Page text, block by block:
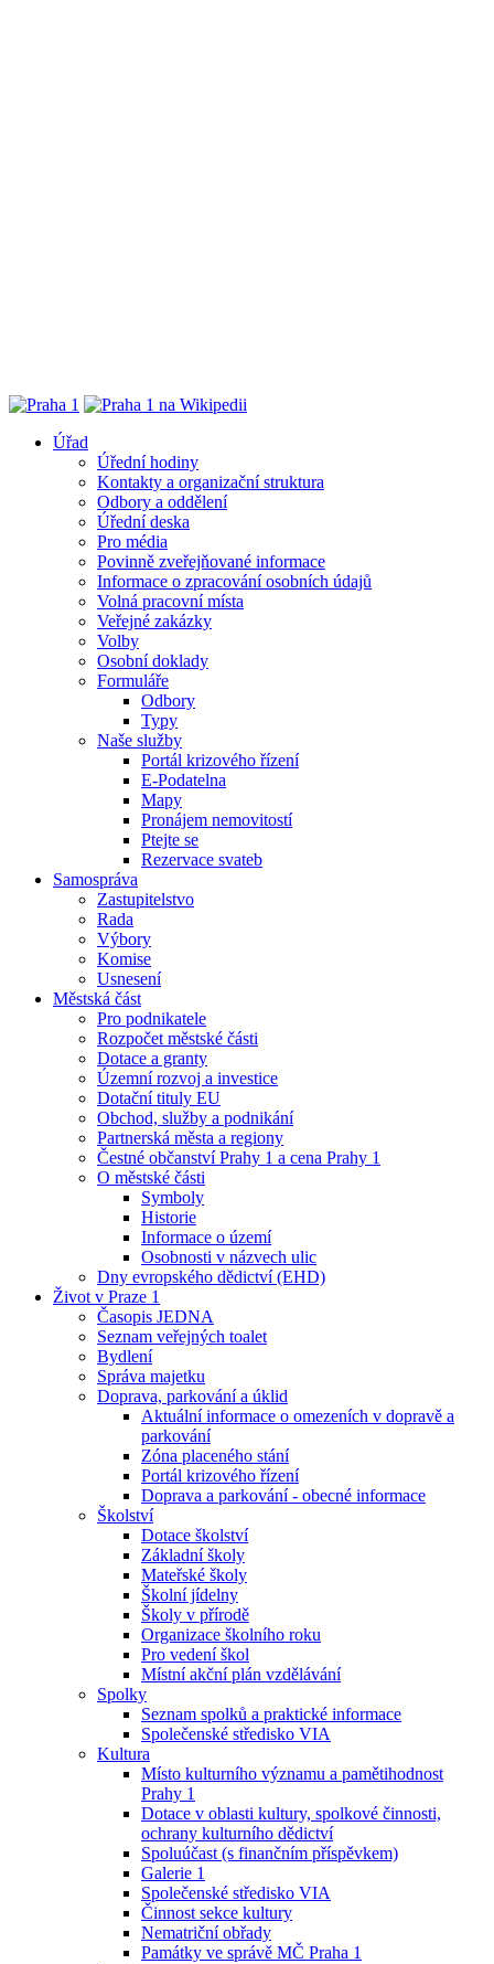
Úřad
Úřední hodiny
Kontakty a organizační struktura
Odbory a oddělení
Úřední deska
Pro média
Povinně zveřejňované informace
Informace o zpracování osobních údajů
Volná pracovní místa
Veřejné zakázky
Volby
Osobní doklady
Formuláře
Odbory
Typy
Naše služby
Portál krizového řízení
E-Podatelna
Mapy
Pronájem nemovitostí
Ptejte se
Rezervace svateb
Samospráva
Zastupitelstvo
Rada
Výbory
Komise
Usnesení
Městská část
Pro podnikatele
Rozpočet městské části
Dotace a granty
Územní rozvoj a investice
Dotační tituly EU
Obchod, služby a podnikání
Partnerská města a regiony
Čestné občanství Prahy 1 a cena Prahy 1
O městské části
Symboly
Historie
Informace o území
Osobnosti v názvech ulic
Dny evropského dědictví (EHD)
Život v Praze 1
Časopis JEDNA
Seznam veřejných toalet
Bydlení
Správa majetku
Doprava, parkování a úklid
Aktuální informace o omezeních v dopravě a
parkování
Zóna placeného stání
Portál krizového řízení
Doprava a parkování - obecné informace
Školství
Dotace školství
Základní školy
Mateřské školy
Školní jídelny
Školy v přírodě
Organizace školního roku
Pro vedení škol
Místní akční plán vzdělávání
Spolky
Seznam spolků a praktické informace
Společenské středisko VIA
Kultura
Místo kulturního významu a pamětihodnost
Prahy 1
Dotace v oblasti kultury, spolkové činnosti,
ochrany kulturního dědictví
Spoluúčast (s finančním příspěvkem)
Galerie 1
Společenské středisko VIA
Činnost sekce kultury
Nematriční obřady
Památky ve správě MČ Praha 1